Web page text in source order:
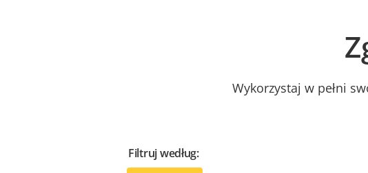
Wykorzystaj w pełni
Filtruj według: